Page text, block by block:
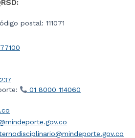
postal: 111071
01 8000 114060